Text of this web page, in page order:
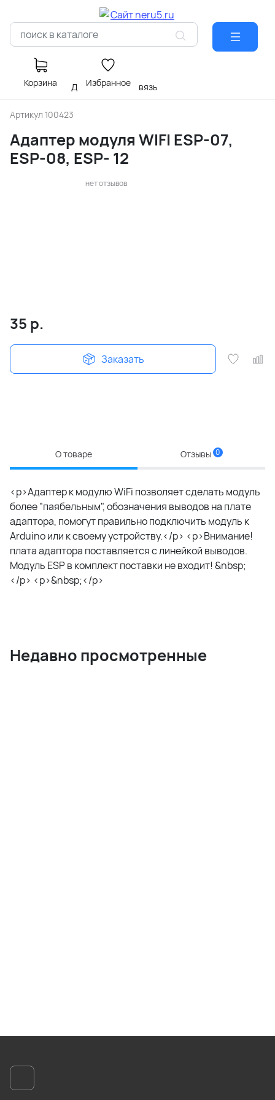
Корзина Избранное
Главная МОДУЛИ радиосвязь
Артикул 100423
Адаптер модуля WIFI ESP-07,
ESP-08, ESP- 12
нет отзывов
35 р.
Заказать
О товаре Отзывы 0
<p>Адаптер к модулю WiFi позволяет сделать модуль
более "паябельным", обозначения выводов на плате
адаптора, помогут правильно подключить модуль к
Arduino или к своему устройству.</p> <p>Внимание!
плата адаптора поставляется с линейкой выводов.
Модуль ESP в комплект поставки не входит! &nbsp;
</p> <p>&nbsp;</p>
Недавно просмотренные